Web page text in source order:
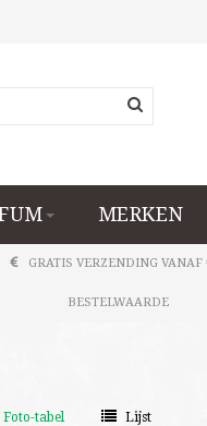
MERKEN
GRATIS VERZENDING VANAF
BESTELWAARDE
Foto-tabel Lijst